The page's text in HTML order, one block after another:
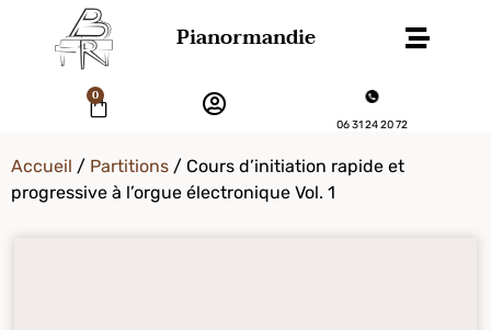
Pianormandie
0
06 31 24 20 72
Accueil / Partitions / Cours d’initiation rapide et
progressive à l’orgue électronique Vol. 1